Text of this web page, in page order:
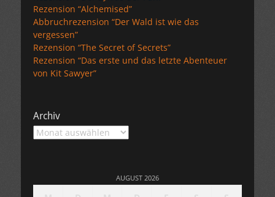
Rezension “Alchemised”
Abbruchrezension “Der Wald ist wie das
vergessen”
Rezension “The Secret of Secrets”
Rezension “Das erste und das letzte Abenteuer
von Kit Sawyer”
Archiv
Archiv
AUGUST 2026